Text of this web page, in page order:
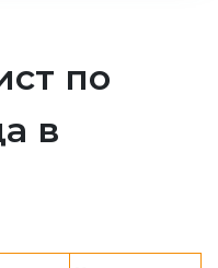
по
в